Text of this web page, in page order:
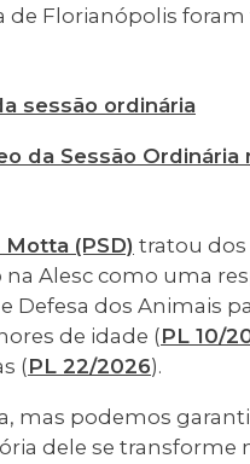
de Florianópolis
sessão ordinária
da Sessão Ordinária
Motta (PSD) tratou dos
Alesc como uma
Defesa dos Animais
de idade (PL 10/
(PL 22/2026).
mas podemos
dele se transforme